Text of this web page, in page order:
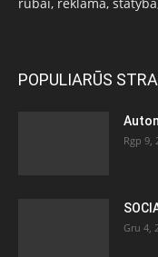
POPULIARŪS
Rgp 9,
Gru 4,